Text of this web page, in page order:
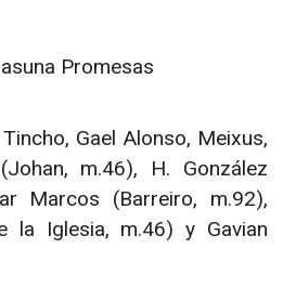
Promesas
Gael Alonso, Meixus,
m.46), H. González
Marcos (Barreiro, m.92),
la Iglesia, m.46) y Gavian